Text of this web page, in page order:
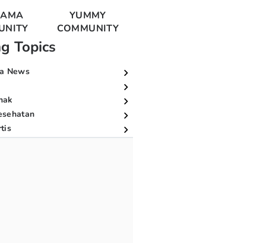
YUMMY
COMMUNITY
Topics
News